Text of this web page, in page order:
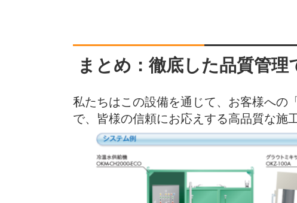
まとめ：徹底した品質管
私たちはこの設備を通じて、お客様への
で、皆様の信頼にお応えする高品質な施